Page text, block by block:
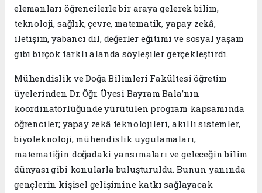
elemanları öğrencilerle bir araya gelerek bilim,
teknoloji, sağlık, çevre, matematik, yapay zekâ,
iletişim, yabancı dil, değerler eğitimi ve sosyal yaşam
gibi birçok farklı alanda söyleşiler gerçekleştirdi.
Mühendislik ve Doğa Bilimleri Fakültesi öğretim
üyelerinden Dr. Öğr. Üyesi Bayram Bala’nın
koordinatörlüğünde yürütülen program kapsamında
öğrenciler; yapay zekâ teknolojileri, akıllı sistemler,
biyoteknoloji, mühendislik uygulamaları,
matematiğin doğadaki yansımaları ve geleceğin bilim
dünyası gibi konularla buluşturuldu. Bunun yanında
gençlerin kişisel gelişimine katkı sağlayacak